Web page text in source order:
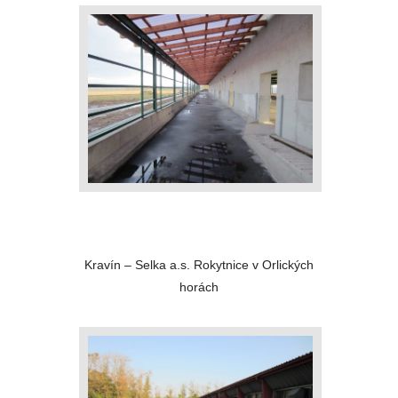
Kravín – Selka a.s. Rokytnice v Orlických
horách